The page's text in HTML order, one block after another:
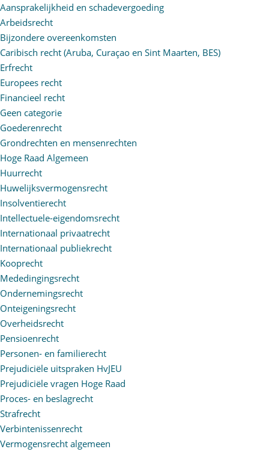
Aansprakelijkheid en schadevergoeding
Arbeidsrecht
Bijzondere overeenkomsten
Caribisch recht (Aruba, Curaçao en Sint Maarten, BES)
Erfrecht
Europees recht
Financieel recht
Geen categorie
Goederenrecht
Grondrechten en mensenrechten
Hoge Raad Algemeen
Huurrecht
Huwelijksvermogensrecht
Insolventierecht
Intellectuele-eigendomsrecht
Internationaal privaatrecht
Internationaal publiekrecht
Kooprecht
Mededingingsrecht
Ondernemingsrecht
Onteigeningsrecht
Overheidsrecht
Pensioenrecht
Personen- en familierecht
Prejudiciële uitspraken HvJEU
Prejudiciële vragen Hoge Raad
Proces- en beslagrecht
Strafrecht
Verbintenissenrecht
Vermogensrecht algemeen